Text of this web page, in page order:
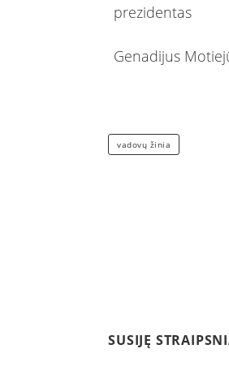
prezidentas
Genadijus
vadovų žinia
SUSIJĘ